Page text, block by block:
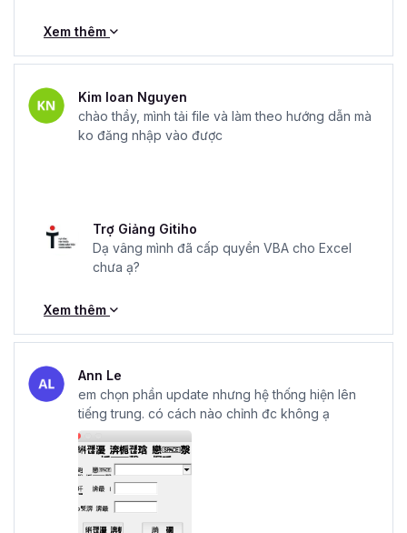
Xem thêm
Kim loan Nguyen
chào thầy, mình tải file và làm theo hướng dẫn mà
ko đăng nhập vào được
Trợ Giảng Gitiho
Dạ vâng mình đã cấp quyền VBA cho Excel
chưa ạ?
Xem thêm
Ann Le
em chọn phần update nhưng hệ thống hiện lên
tiếng trung. có cách nào chỉnh đc không ạ